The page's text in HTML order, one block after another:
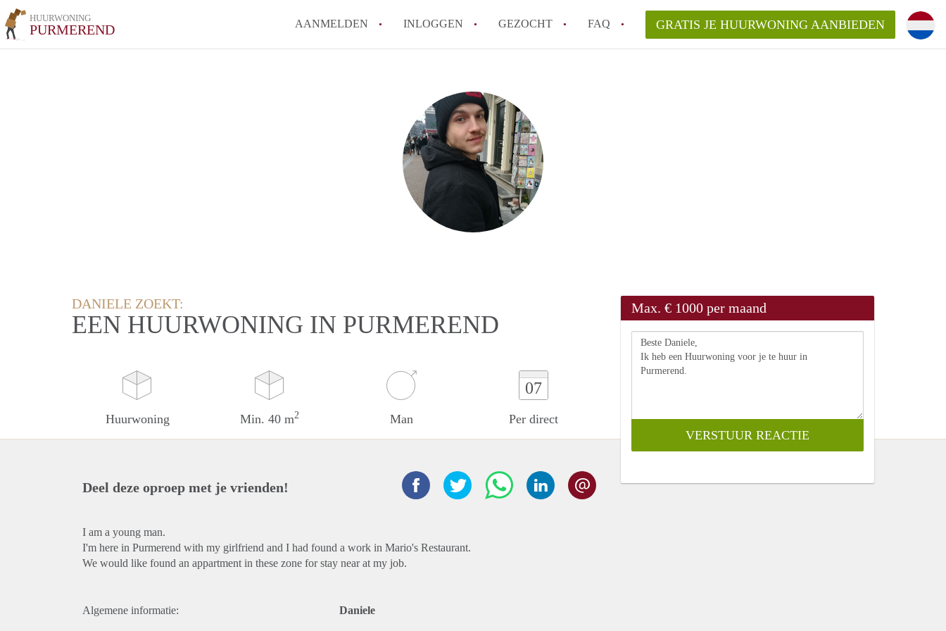
HUURWONING
PURMEREND AANMELDEN INLOGGEN GEZOCHT FAQ
How to translate HuurwoningPurmerend!
Wat is HuurwoningPurmerend?
Hoeveel kost het om te reageren op een Huurwoning in Purmerend?
Wat is de privacyverklaring van HuurwoningPurmerend?
Berekent HuurwoningPurmerend
makelaarsvergoeding/bemiddelingsvergoeding?
Alle veelgestelde vragen
GRATIS JE HUURWONING AANBIEDEN
DANIELE ZOEKT:
EEN HUURWONING IN PURMEREND
Huurwoning Min. 40 m2 Man
07
Per direct
Max. € 1000 per maand
Deel deze oproep met je vrienden!
I am a young man.
I'm here in Purmerend with my girlfriend and I had found a work in Mario's Restaurant.
We would like found an appartment in these zone for stay near at my job.
Algemene informatie: Daniele